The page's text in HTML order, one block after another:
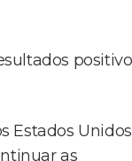
Estados
as